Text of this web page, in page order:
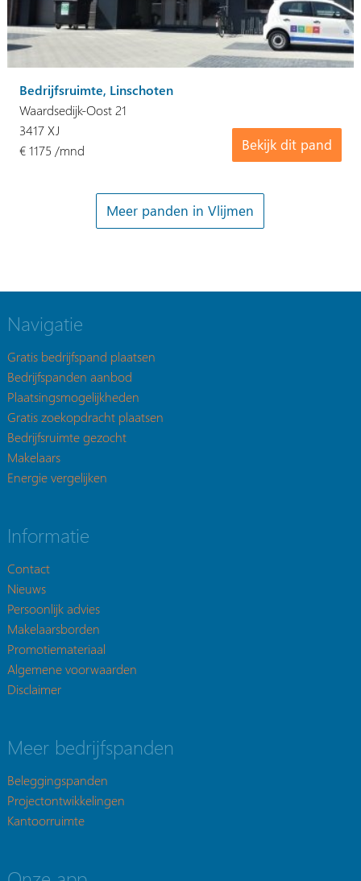
Bedrijfsruimte, Linschoten
Waardsedijk-Oost 21
Bekijk dit pand
3417 XJ
€ 1175 /mnd
Meer panden in Vlijmen
Navigatie
Gratis bedrijfspand plaatsen
Bedrijfspanden aanbod
Plaatsingsmogelijkheden
Gratis zoekopdracht plaatsen
Bedrijfsruimte gezocht
Makelaars
Energie vergelijken
Informatie
Contact
Nieuws
Persoonlijk advies
Makelaarsborden
Promotiemateriaal
Algemene voorwaarden
Disclaimer
Meer bedrijfspanden
Beleggingspanden
Projectontwikkelingen
Kantoorruimte